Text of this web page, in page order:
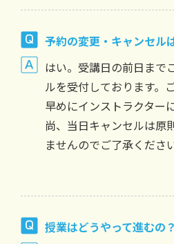
予約の変更・キャンセル
はい。受講日の前日まで
ルを受付しております。
早めにインストラクター
尚、当日キャンセルは原
ませんのでご了承くださ
授業はどうやって進むの？